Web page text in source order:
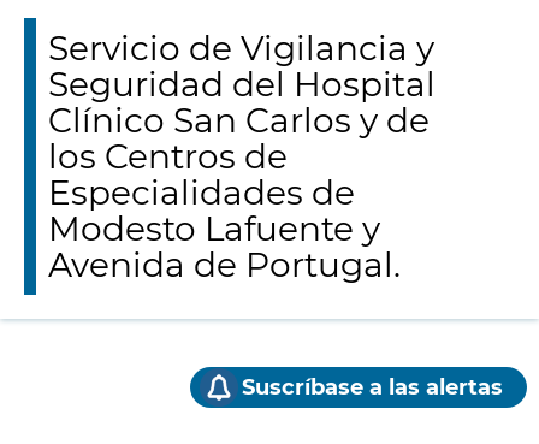
Servicio de Vigilancia y
Seguridad del Hospital
Clínico San Carlos y de
los Centros de
Especialidades de
Modesto Lafuente y
Avenida de Portugal.
Suscríbase a las alertas